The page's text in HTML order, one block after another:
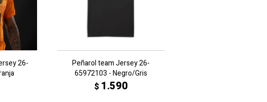
26-
Peñarol team Jersey 26-
65972103 - Negro/Gris
$ 1.590